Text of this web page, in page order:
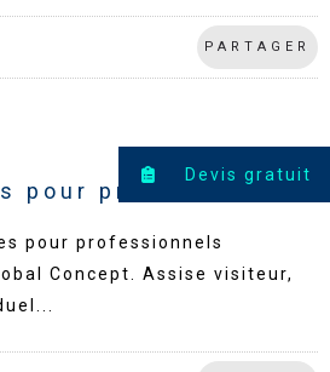
PARTAGER
pour professionnels
pour professionnels
Concept. Assise visiteur,
Devis gratuit